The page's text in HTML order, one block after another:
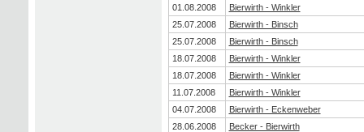
01.08.2008
Bierwirth - Winkler
25.07.2008
Bierwirth - Binsch
25.07.2008
Bierwirth - Binsch
18.07.2008
Bierwirth - Winkler
18.07.2008
Bierwirth - Winkler
11.07.2008
Bierwirth - Winkler
04.07.2008
Bierwirth - Eckenweber
28.06.2008
Becker - Bierwirth